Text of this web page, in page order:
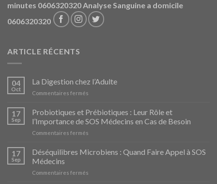
minutes 0606320320Analyse Sanguine a domicile
0606320320
ARTICLE RÉCENTS
04
Oct
La Digestion chez l’Adulte
Commentaires fermés
Digestion
chez
l’Adulte
17
Sep
Probiotiques et Prébiotiques : Leur Rôle et
l’Importance de SOS Médecins en Cas de Besoin
Commentaires fermés
et
Prébiotiques
17
Sep
Déséquilibres Microbiens : Quand Faire Appel à SOS
Médecins
Commentaires fermés